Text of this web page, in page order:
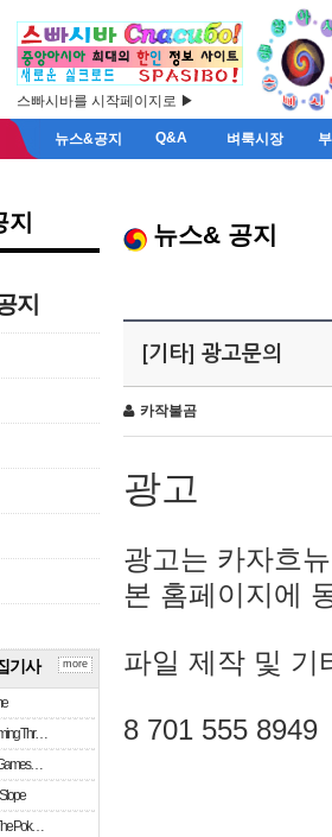
스빠시바를 시작페이지로 ▶
뉴스&공지 Q&A 벼룩시장
지
기사
Thr…
Pok…
more
뉴스& 공지
[기타] 광고문의
카작불곰
광고
광고는 카자흐
본 홈페이지에
파일 제작 및 기
8 701 555 8949